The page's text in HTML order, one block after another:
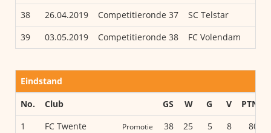
38
26.04.2019 Competitieronde 37 SC Telstar
39
03.05.2019 Competitieronde 38 FC Volendam
Eindstand
No.
Club GS W G V PTN
1
FC Twente Promotie 38 25 5 8 80